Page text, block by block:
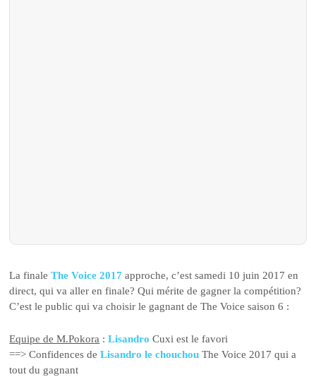
La finaleThe Voice 2017 approche, c’est samedi 10 juin 2017 en
direct, qui va aller en finale? Qui mérite de gagner la compétition?
C’est le public qui va choisir le gagnant de The Voice saison 6 :
Equipe de M.Pokora :Lisandro Cuxi est le favori
==> Confidences deLisandro le chouchou The Voice 2017 qui a
tout du gagnant